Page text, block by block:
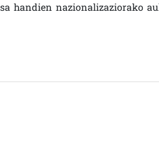
handien nazionalizaziorako